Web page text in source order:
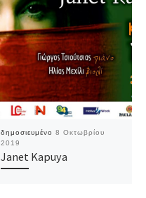
δημοσιευμένο 8 Οκτωβρίου
2019
Janet Kapuya